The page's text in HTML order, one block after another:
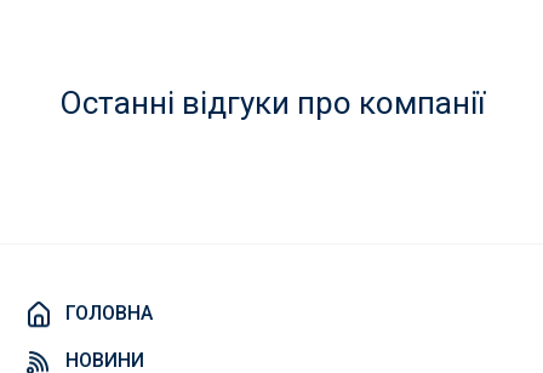
Останні відгуки про компанії
ГОЛОВНА
НОВИНИ